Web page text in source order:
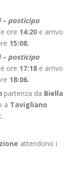
– posticipo
ore 14:20 e arrivo
15:08.
– posticipo
ore 17:18 e arrivo
18:06.
partenza da Biella
a Tavigliano
attendono i